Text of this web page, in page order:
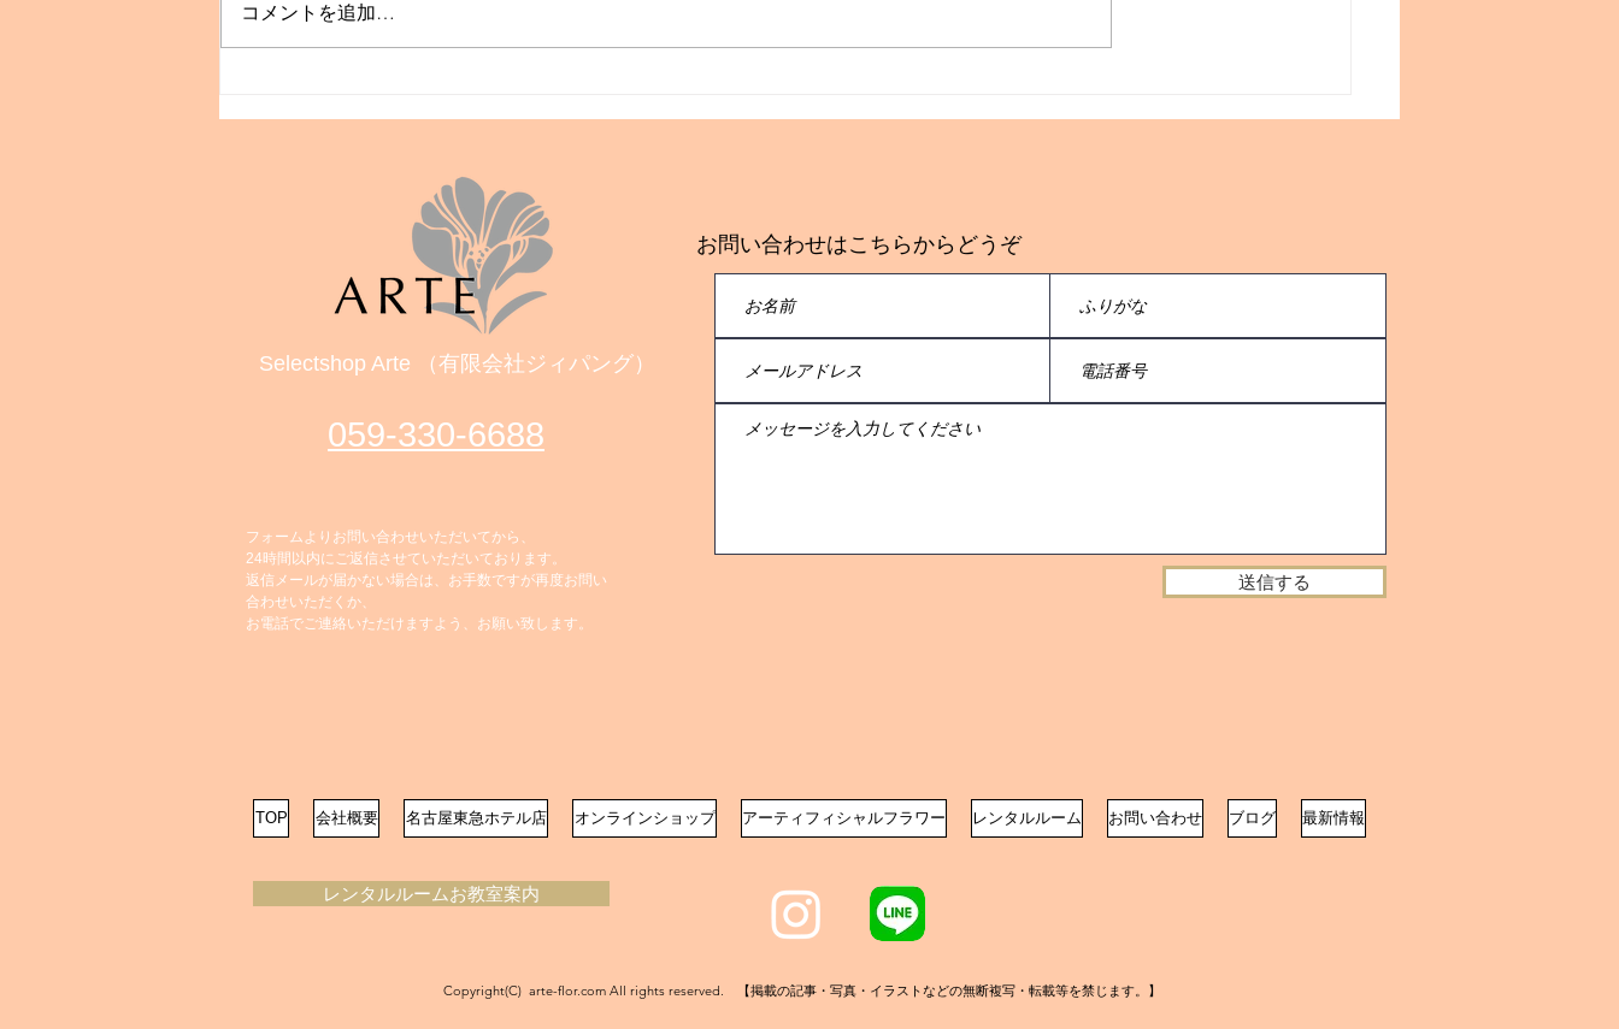
🎵JAZZ LIVEのご案内🎷
ート🎵
た！！
コメントを追加…
Selectshop Arte （有限会社ジィパング）
059‐330-6688
フォームよりお問い合わせいただいてから、
24時間以内にご返信させていただいております。
返信メールが届かない場合は、お手数ですが再度お問い
合わせいただくか、
お電話でご連絡いただけますよう、お願い致します。
送信する
お問い合わせはこちらからどうぞ
TOP 会社概要 名古屋東急ホテル店 オンラインショップ アーティフィシャルフラワー レンタルルーム お問い合わせ ブログ 最新情報
レンタルルームお教室案内
Copyright(C) arte-flor.com All rights reserved. 【掲載の記事・写真・イラストなどの無断複写・転載等を禁じます。】